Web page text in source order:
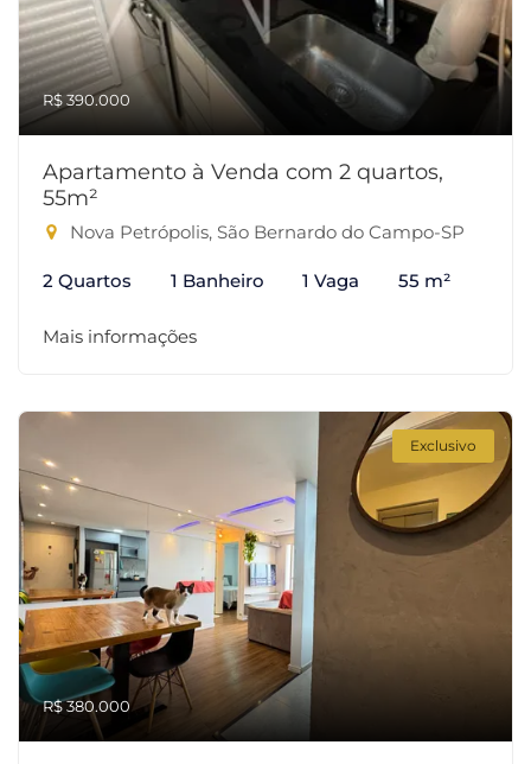
R$ 390.000
Apartamento à Venda com 2 quartos,
55m²
Nova Petrópolis, São Bernardo do Campo-SP
2 Quartos 1 Banheiro 1 Vaga 55 m²
Mais informações
Exclusivo
R$ 380.000